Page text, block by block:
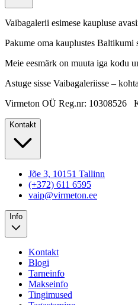
Vaibagalerii esimese kaupluse
Pakume oma kauplustes
Meie eesmärk on muuta iga kodu
Astuge sisse Vaibagaleriisse –
Virmeton OÜ Reg.nr: 10308526
Kontakt
Jõe 3, 10151 Tallinn
(+372) 611 6595
vaip@virmeton.ee
Info
Kontakt
Blogi
Tarneinfo
Makseinfo
Tingimused